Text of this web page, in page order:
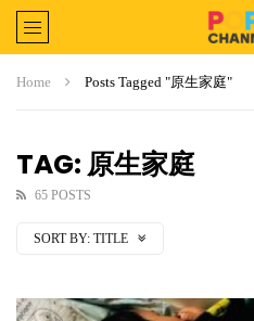
Home Posts Tagged "原生家庭"
TAG: 原生家庭
65 POSTS
SORT BY: TITLE